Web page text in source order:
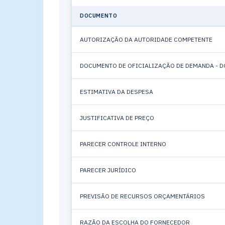
DOCUMENTO
AUTORIZAÇÃO DA AUTORIDADE COMPETENTE
DOCUMENTO DE OFICIALIZAÇÃO DE DEMANDA -
ESTIMATIVA DA DESPESA
JUSTIFICATIVA DE PREÇO
PARECER CONTROLE INTERNO
PARECER JURÍDICO
PREVISÃO DE RECURSOS ORÇAMENTÁRIOS
RAZÃO DA ESCOLHA DO FORNECEDOR